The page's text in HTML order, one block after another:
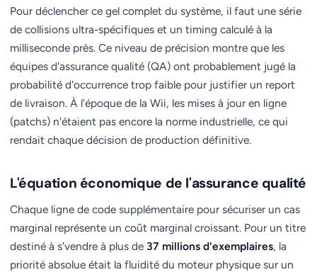
Pour déclencher ce gel complet du système, il faut une série
de collisions ultra-spécifiques et un timing calculé à la
milliseconde près. Ce niveau de précision montre que les
équipes d'assurance qualité (QA) ont probablement jugé la
probabilité d'occurrence trop faible pour justifier un report
de livraison. À l'époque de la Wii, les mises à jour en ligne
(patchs) n'étaient pas encore la norme industrielle, ce qui
rendait chaque décision de production définitive.
L'équation économique de l'assurance qualité
Chaque ligne de code supplémentaire pour sécuriser un cas
marginal représente un coût marginal croissant. Pour un titre
destiné à s'vendre à plus de 37 millions d'exemplaires, la
priorité absolue était la fluidité du moteur physique sur un